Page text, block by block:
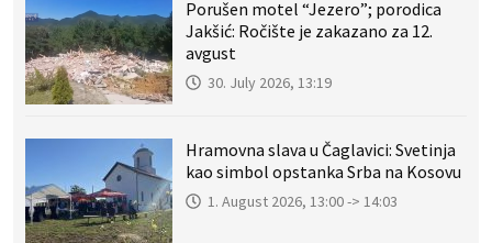
Porušen motel “Jezero”; porodica
Jakšić: Ročište je zakazano za 12.
avgust
30. July 2026, 13:19
Hramovna slava u Čaglavici: Svetinja
kao simbol opstanka Srba na Kosovu
1. August 2026, 13:00 -> 14:03